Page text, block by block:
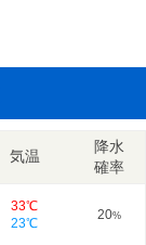
気温
降水
確率
33℃
23℃
20%